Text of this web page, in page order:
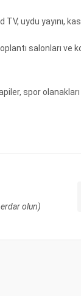
uydu yayını,
salonları
spor
olun)